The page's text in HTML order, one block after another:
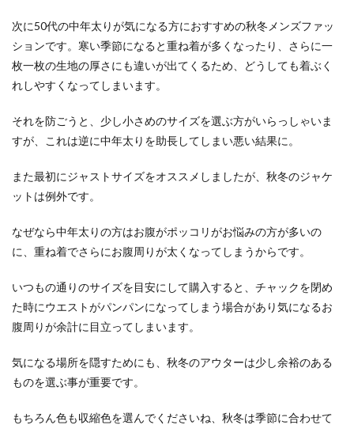
次に50代の中年太りが気になる方におすすめの秋冬メンズファッ
ションです。寒い季節になると重ね着が多くなったり、さらに一
枚一枚の生地の厚さにも違いが出てくるため、どうしても着ぶく
れしやすくなってしまいます。
それを防ごうと、少し小さめのサイズを選ぶ方がいらっしゃいま
すが、これは逆に中年太りを助長してしまい悪い結果に。
また最初にジャストサイズをオススメしましたが、秋冬のジャケ
ットは例外です。
なぜなら中年太りの方はお腹がポッコリがお悩みの方が多いの
に、重ね着でさらにお腹周りが太くなってしまうからです。
いつもの通りのサイズを目安にして購入すると、チャックを閉め
た時にウエストがパンパンになってしまう場合があり気になるお
腹周りが余計に目立ってしまいます。
気になる場所を隠すためにも、秋冬のアウターは少し余裕のある
ものを選ぶ事が重要です。
もちろん色も収縮色を選んでくださいね、秋冬は季節に合わせて